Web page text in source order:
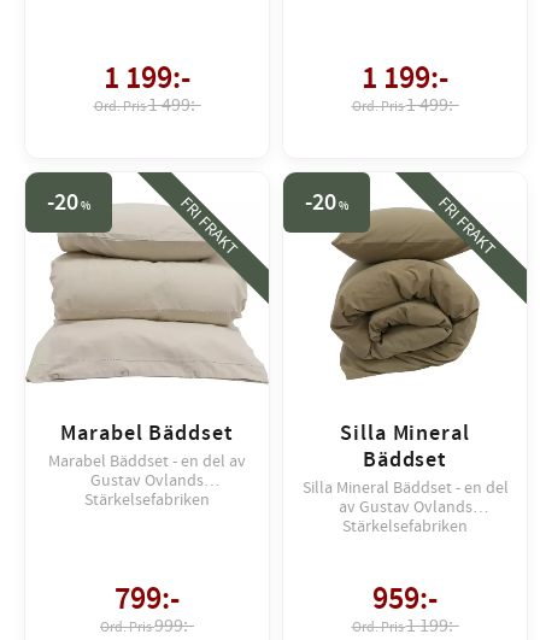
1 199:-
1 499:-
1 199:-
1 499:-
Marabel Bäddset
Marabel Bäddset - en del av
Gustav Ovlands
Stärkelsefabriken
799:-
999:-
20% FRI FRAKT
Silla Mineral
Bäddset
Silla Mineral Bäddset - en del
av Gustav Ovlands
Stärkelsefabriken
959:-
1 199:-
20% FRI FRAKT